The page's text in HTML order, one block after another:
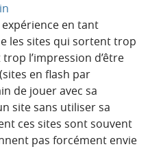
en tant
les sites qui sortent trop
l’impression d’être
en flash par
de jouer avec sa
site sans utiliser sa
ces sites sont souvent
pas forcément envie